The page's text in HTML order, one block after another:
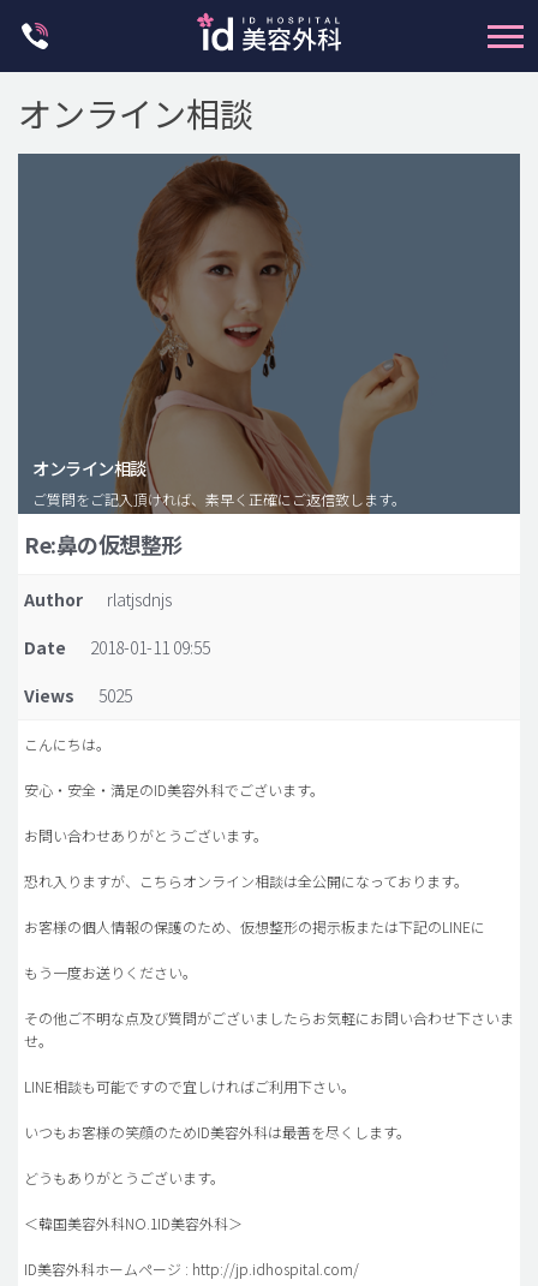
脂肪注入(アンチエイジング)
豊胸手術・バストアップ
プチ整形
idリアルストーリー
idニュース
病院紹介
安全整形
料金一覧
オンライン相談
オンライン相談
ご質問をご記入頂ければ、素早く正確にご返信致します。
Re:鼻の仮想整形
Author
rlatjsdnjs
Date
2018-01-11 09:55
Views
5025
こんにちは。
安心・安全・満足のID美容外科でございます。
お問い合わせありがとうございます。
恐れ入りますが、こちらオンライン相談は全公開になっております。
お客様の個人情報の保護のため、仮想整形の掲示板または下記のLINEに
もう一度お送りください。
その他ご不明な点及び質問がございましたらお気軽にお問い合わせ下さいま
せ。
LINE相談も可能ですので宜しければご利用下さい。
いつもお客様の笑顔のためID美容外科は最善を尽くします。
どうもありがとうございます。
＜韓国美容外科NO.1ID美容外科＞
ID美容外科ホームページ : http://jp.idhospital.com/